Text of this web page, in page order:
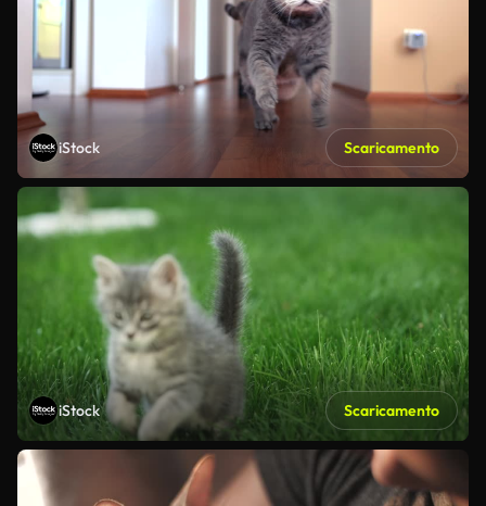
iStock Scaricamento
iStock Scaricamento